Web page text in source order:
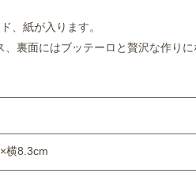
、紙が入ります。
、裏面にはブッテーロと贅沢な作り
横8.3cm